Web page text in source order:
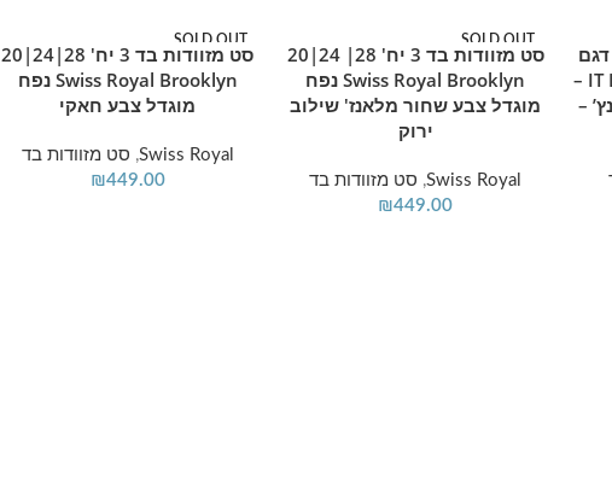
דגם
Bewitching מבית IT Luggage –
20/16 אינץ’ –
SOLD OUT
מידע נוסף
סט מזוודות בד 3 יח' 28| 24|20
Swiss Royal Brooklyn נפח
מוגדל צבע שחור מלאנז' שילוב
ירוק
Swiss Royal
, סט מזוודות בד
₪449.00
SOLD OUT
מידע נוסף
סט מזוודות בד 3 יח' 28|24|20
Swiss Royal Brooklyn נפח
מוגדל צבע חאקי
Swiss Royal
, סט מזוודות בד
₪449.00